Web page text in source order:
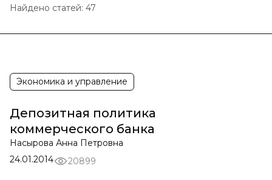
Найдено статей: 47
Экономика и управление
Депозитная политика
коммерческого банка
Насырова Анна Петровна
24.01.2014
20899